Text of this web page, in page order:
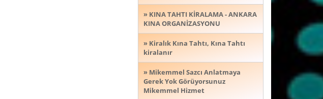
» KINA TAHTI KİRALAMA - ANKARA
KINA ORGANİZASYONU
» Kiralık Kına Tahtı, Kına Tahtı
kiralanır
» Mikemmel Sazcı Anlatmaya
Gerek Yok Görüyorsunuz
Mikemmel Hizmet